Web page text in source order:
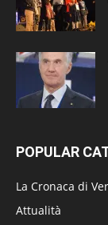
POPULAR
La Cronaca di
Attualità